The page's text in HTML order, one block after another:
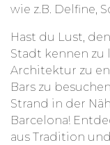
wie z.B. Delfine,
Hast du Lust,
Stadt kennen zu
Architektur zu
Bars zu
Strand in der
Barcelona!
aus Tradition